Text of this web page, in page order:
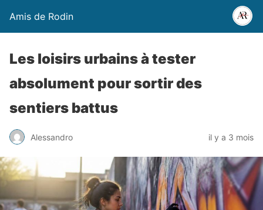
Amis de Rodin
Les loisirs urbains à tester
absolument pour sortir des
sentiers battus
Alessandro il y a 3 mois